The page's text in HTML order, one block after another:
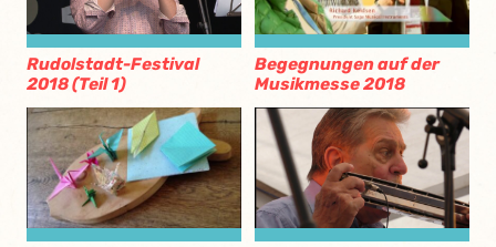
Rudolstadt-Festival
2018 (Teil 1)
Begegnungen auf der
Musikmesse 2018